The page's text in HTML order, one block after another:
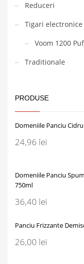
Reduceri
Tigari electronice
Voom 1200
Traditionale
PRODUSE
Domeniile Panciu
24,96 lei
Domeniile Panciu
750ml
36,40 lei
Panciu Frizzante
26,00 lei